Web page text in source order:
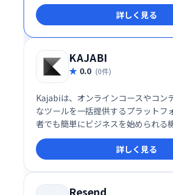
詳しく見る
KAJABI
0.0 (0件)
Kajabiは、オンラインコースやコン
なツールを一括提供するプラットフ
者でも簡単にビジネスを始められる
す。
詳しく見る
Resend